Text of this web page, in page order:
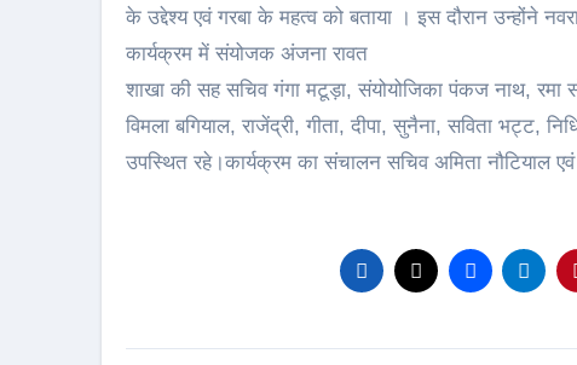
के उद्देश्य एवं गरबा के महत्व को बताया । इस दौरान उन्होंने
कार्यक्रम में संयोजक अंजना रावत
शाखा की सह सचिव गंगा मटूड़ा, संयोयोजिका पंकज नाथ, रमा
विमला बगियाल, राजेंद्री, गीता, दीपा, सुनैना, सविता भट्ट,
उपस्थित रहे।कार्यक्रम का संचालन सचिव अमिता नौटियाल एवं